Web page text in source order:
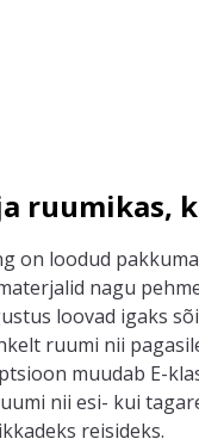
ruumikas,
on loodud
nagu
loovad igaks
ruumi nii
muudab E-
nii esi- kui
reisideks.